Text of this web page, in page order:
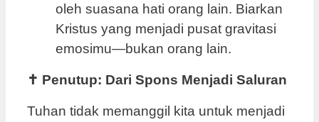
oleh suasana hati orang lain. Biarkan
Kristus yang menjadi pusat gravitasi
emosimu—bukan orang lain.
✝️ Penutup: Dari Spons Menjadi Saluran
Tuhan tidak memanggil kita untuk menjadi